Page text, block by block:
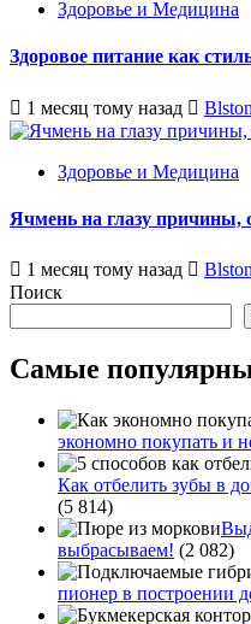
Здоровье и Медицина
Здоровое питание как
1 месяц тому назад
Здоровье и Медицина
Ячмень на глазу
1 месяц тому назад
Поиск
Самые
экономно покупать и
Как отбелить зубы в
(5 814)
выбрасываем! (2 082)
пионер в построении